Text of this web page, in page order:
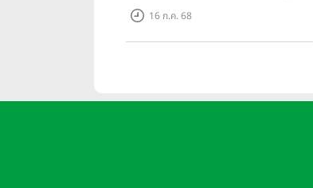
รุ่นใหม่ พัฒนาองค์กรสู่อนาคต
16 ก.ค. 68